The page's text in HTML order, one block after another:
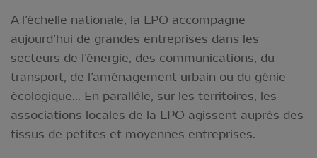
A l’échelle nationale, la LPO accompagne
aujourd’hui de grandes entreprises dans les
secteurs de l’énergie, des communications, du
transport, de l’aménagement urbain ou du génie
écologique... En parallèle, sur les territoires, les
associations locales de la LPO agissent auprès des
tissus de petites et moyennes entreprises.